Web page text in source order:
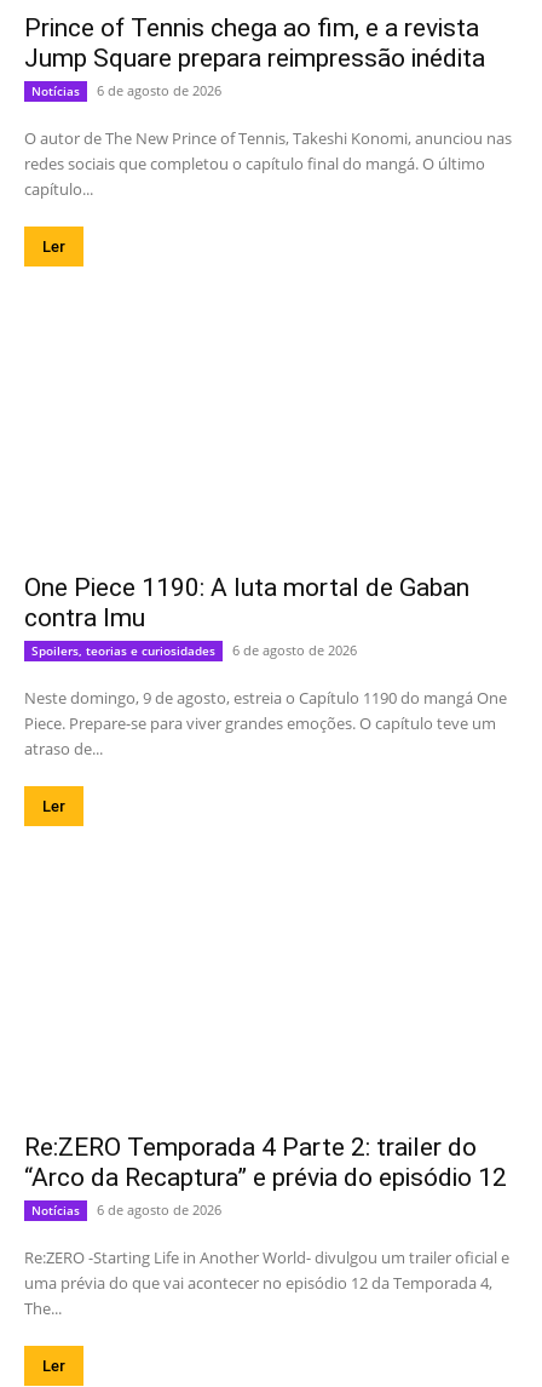
Prince of Tennis chega ao fim, e a revista
Jump Square prepara reimpressão inédita
Notícias 6 de agosto de 2026
O autor de The New Prince of Tennis, Takeshi Konomi, anunciou nas
redes sociais que completou o capítulo final do mangá. O último
capítulo...
Ler
One Piece 1190: A luta mortal de Gaban
contra Imu
Spoilers, teorias e curiosidades 6 de agosto de 2026
Neste domingo, 9 de agosto, estreia o Capítulo 1190 do mangá One
Piece. Prepare-se para viver grandes emoções. O capítulo teve um
atraso de...
Ler
Re:ZERO Temporada 4 Parte 2: trailer do
“Arco da Recaptura” e prévia do episódio 12
Notícias 6 de agosto de 2026
Re:ZERO -Starting Life in Another World- divulgou um trailer oficial e
uma prévia do que vai acontecer no episódio 12 da Temporada 4,
The...
Ler